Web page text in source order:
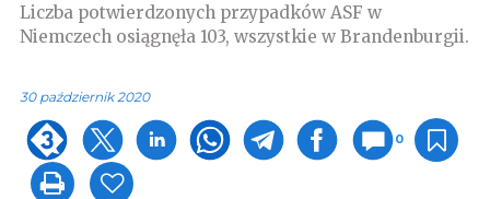
Liczba potwierdzonych przypadków ASF w
Niemczech osiągnęła 103, wszystkie w Brandenburgii.
30 październik 2020
0